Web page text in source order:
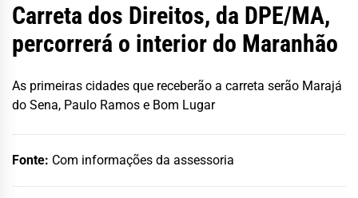
Carreta dos Direitos, da DPE/MA,
percorrerá o interior do Maranhão
As primeiras cidades que receberão a carreta serão Marajá
do Sena, Paulo Ramos e Bom Lugar
Fonte: Com informações da assessoria